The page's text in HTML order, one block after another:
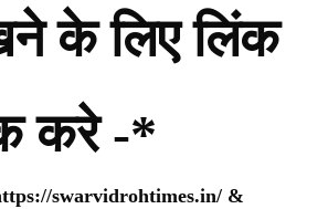
के लिए लिंक
करे -*
swarvidrohtimes.in/ &